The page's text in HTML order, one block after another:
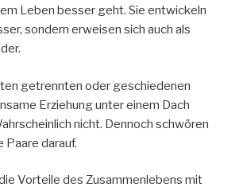
Leben besser geht. Sie entwickeln
sondern erweisen sich auch als
getrennten oder geschiedenen
Erziehung unter einem Dach
nicht. Dennoch schwören
Paare darauf.
Vorteile des Zusammenlebens mit